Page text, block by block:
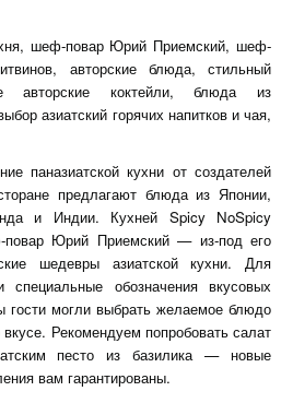
шеф-повар Юрий Приемский, шеф-
авторские блюда, стильный
авторские коктейли, блюда из
азиатский горячих напитков и чая,
паназиатской кухни от создателей
предлагают блюда из Японии,
и Индии. Кухней Spicy NoSpicy
повар Юрий Приемский — из-под его
шедевры азиатской кухни. Для
обозначения вкусовых
гости могли выбрать желаемое блюдо
вкусе. Рекомендуем попробовать салат
песто из базилика — новые
вам гарантированы.